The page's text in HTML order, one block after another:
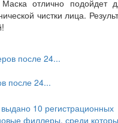
отлично подойдет
чистки лица.
после 24...
10 регистрационных
филлеры, среди